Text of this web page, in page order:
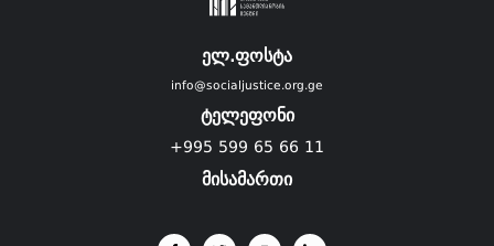
ელ.ფოსტა
info@socialjustice.org.ge
ტელეფონი
+995 599 65 66 11
მისამართი